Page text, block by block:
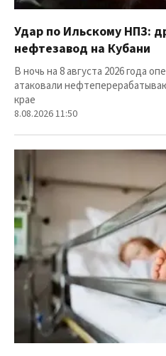
Удар по Ильскому НПЗ:
нефтезавод на Кубани
В ночь на 8 августа 2026 года
атаковали
крае
8.08.2026 11:50